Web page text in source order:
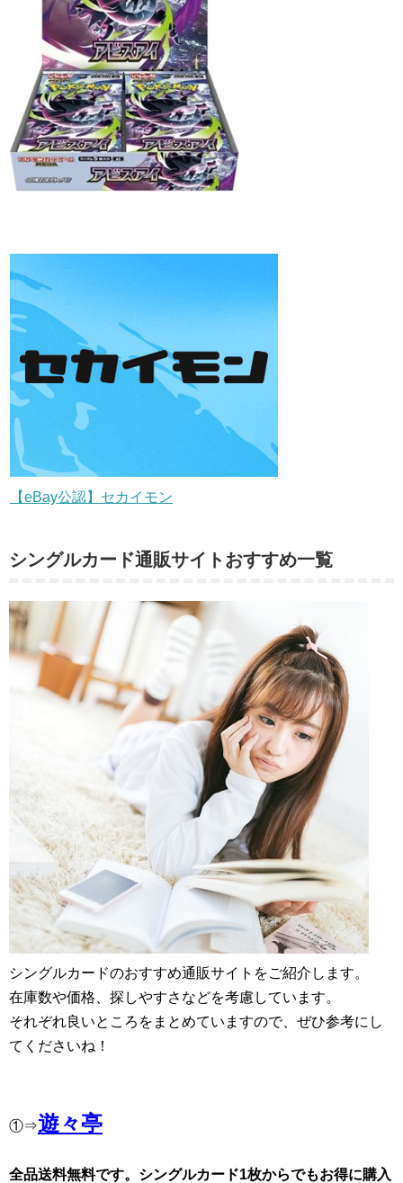
【eBay公認】セカイモン
シングルカード通販サイトおすすめ一覧
シングルカードのおすすめ通販サイトをご紹介します。
在庫数や価格、探しやすさなどを考慮しています。
それぞれ良いところをまとめていますので、ぜひ参考にし
てくださいね！
①⇒遊々亭
全品送料無料です。シングルカード1枚からでもお得に購入